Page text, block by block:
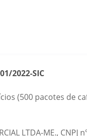
2022-SIC
(500 pacotes de
LTDA-ME., CNPJ